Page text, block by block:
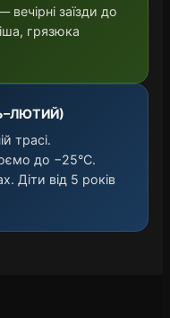
заїзди до
грязюка
трасі.
до −25°C.
Діти від 5 років